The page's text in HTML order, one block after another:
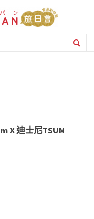
X 迪士尼TSUM